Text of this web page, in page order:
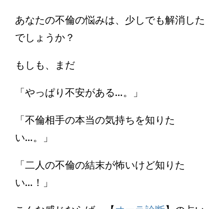
あなたの不倫の悩みは、少しでも解消した
でしょうか？
もしも、まだ
「やっぱり不安がある…。」
「不倫相手の本当の気持ちを知りた
い…。」
「二人の不倫の結末が怖いけど知りた
い…！」